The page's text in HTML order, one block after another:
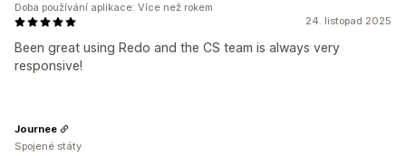
24. listopad 2025
Been great using Redo and the CS team is always very
responsive!
Doba používání aplikace: Více než rokem
Journee
Spojené státy